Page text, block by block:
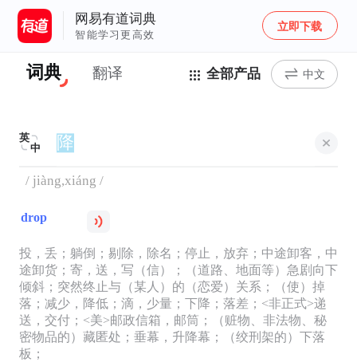
网易有道词典
智能学习更高效
立即下载
词典 翻译 全部产品 中文
英
中
/ jiàng,xiáng /
drop
投，丢；躺倒；剔除，除名；停止，放弃；中途卸客，中
途卸货；寄，送，写（信）；（道路、地面等）急剧向下
倾斜；突然终止与（某人）的（恋爱）关系；（使）掉
落；减少，降低；滴，少量；下降；落差；<非正式>递
送，交付；<美>邮政信箱，邮筒；（赃物、非法物、秘
密物品的）藏匿处；垂幕，升降幕；（绞刑架的）下落
板；